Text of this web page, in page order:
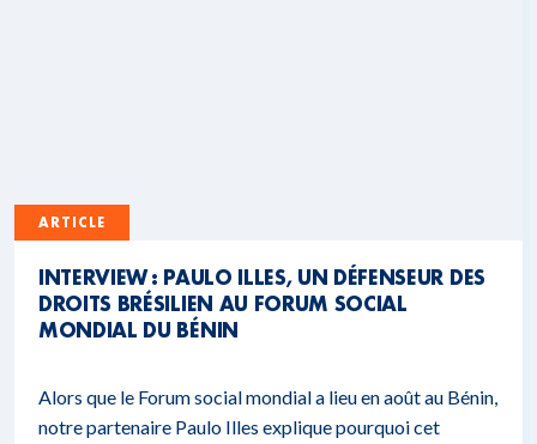
ARTICLE
INTERVIEW : PAULO ILLES, UN DÉFENSEUR DES
DROITS BRÉSILIEN AU FORUM SOCIAL
MONDIAL DU BÉNIN
Alors que le Forum social mondial a lieu en août au Bénin,
notre partenaire Paulo Illes explique pourquoi cet